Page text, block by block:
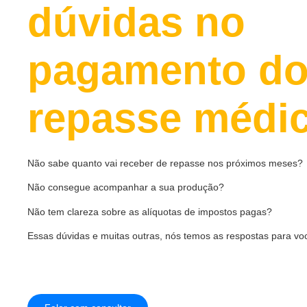
dúvidas no
pagamento
repasse
Não sabe quanto vai receber de repasse nos próximos meses?
Não consegue acompanhar a sua produção?
Não tem clareza sobre as alíquotas de impostos pagas?
Essas dúvidas e muitas outras, nós temos as respostas para